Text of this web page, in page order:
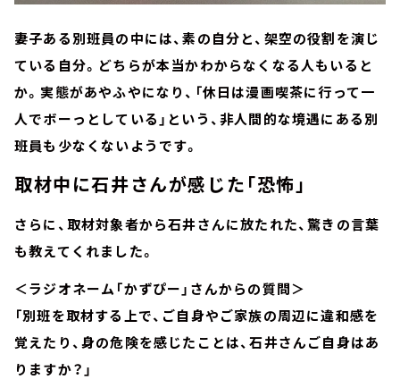
妻子ある別班員の中には、素の自分と、架空の役割を演じ
ている自分。どちらが本当かわからなくなる人もいると
か。実態があやふやになり、「休日は漫画喫茶に行って一
人でボーっとしている」という、非人間的な境遇にある別
班員も少なくないようです。
取材中に石井さんが感じた「恐怖」
さらに、取材対象者から石井さんに放たれた、驚きの言葉
も教えてくれました。
＜ラジオネーム「かずぴー」さんからの質問＞
「別班を取材する上で、ご自身やご家族の周辺に違和感を
覚えたり、身の危険を感じたことは、石井さんご自身はあ
りますか？」